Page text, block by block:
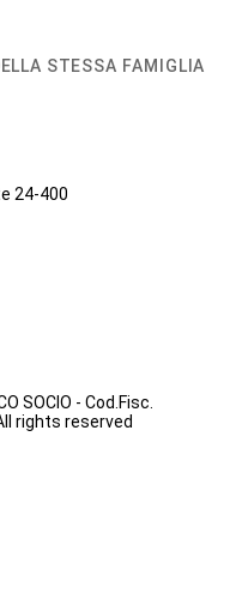
STESSA FAMIGLIA
24-400
SOCIO - Cod.Fisc.
rights reserved